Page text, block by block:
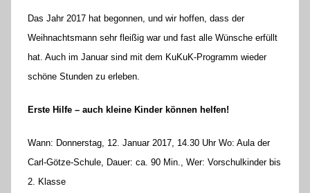
n
H
a
e
o
r
Das Jahr 2017 hat begonnen, und wir hoffen, dass der
Weihnachtsmann sehr fleißig war und fast alle Wünsche erfüllt
hat. Auch im Januar sind mit dem KuKuK-Programm wieder
schöne Stunden zu erleben.
Erste Hilfe – auch kleine Kinder können helfen!
Wann: Donnerstag, 12. Januar 2017, 14.30 Uhr Wo: Aula der
Carl-Götze-Schule, Dauer: ca. 90 Min., Wer: Vorschulkinder bis
2. Klasse